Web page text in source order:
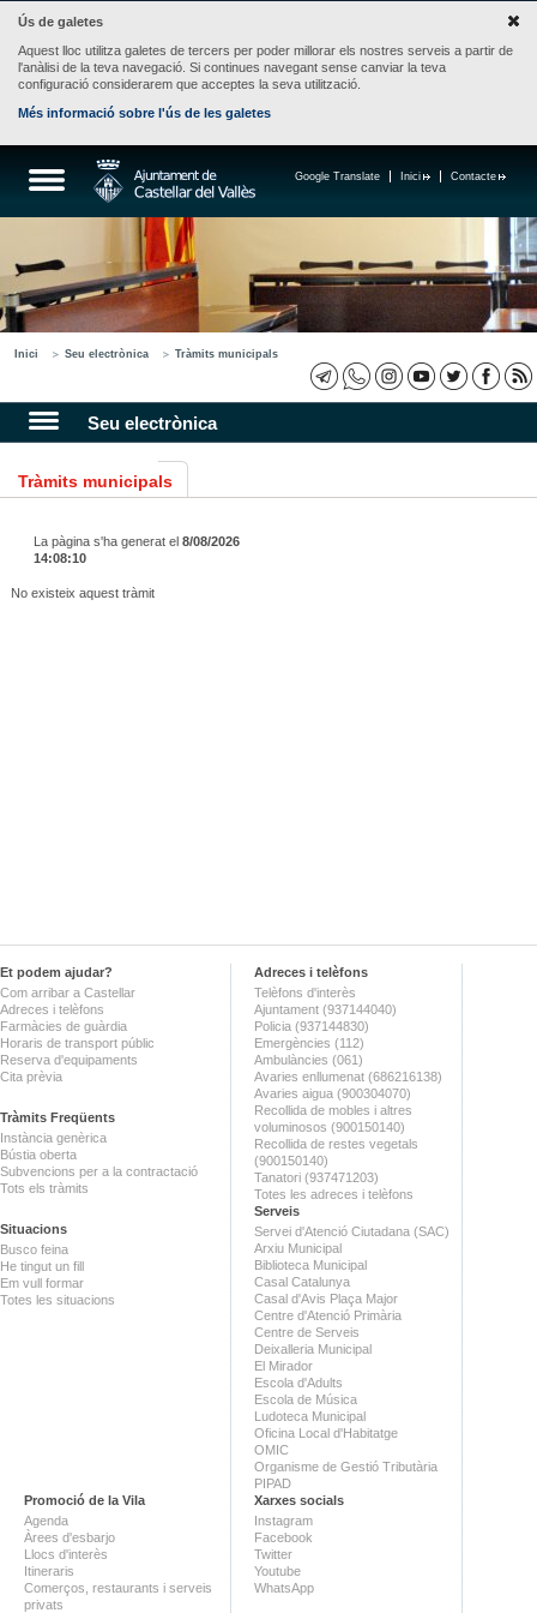
Ús de galetes
Aquest lloc utilitza galetes de tercers per poder millorar els nostres serveis a partir de
l'anàlisi de la teva navegació. Si continues navegant sense canviar la teva
configuració considerarem que acceptes la seva utilització.
Més informació sobre l'ús de les galetes
Contacte
Inici
Google Translate
Inici Seu electrònica Tràmits municipals
Seu electrònica
Tràmits municipals
La pàgina s'ha generat el 8/08/2026
14:08:10
No existeix aquest tràmit
Et podem ajudar?
Com arribar a Castellar
Adreces i telèfons
Farmàcies de guàrdia
Horaris de transport públic
Reserva d'equipaments
Cita prèvia
Tràmits Freqüents
Instància genèrica
Bústia oberta
Subvencions per a la contractació
Tots els tràmits
Situacions
Busco feina
He tingut un fill
Em vull formar
Totes les situacions
Adreces i telèfons
Telèfons d'interès
Ajuntament (937144040)
Policia (937144830)
Emergències (112)
Ambulàncies (061)
Avaries enllumenat (686216138)
Avaries aigua (900304070)
Recollida de mobles i altres
voluminosos (900150140)
Recollida de restes vegetals
(900150140)
Tanatori (937471203)
Totes les adreces i telèfons
Serveis
Servei d'Atenció Ciutadana (SAC)
Arxiu Municipal
Biblioteca Municipal
Casal Catalunya
Casal d'Avis Plaça Major
Centre d'Atenció Primària
Centre de Serveis
Deixalleria Municipal
El Mirador
Escola d'Adults
Escola de Música
Ludoteca Municipal
Oficina Local d'Habitatge
OMIC
Organisme de Gestió Tributària
PIPAD
Promoció de la Vila
Agenda
Àrees d'esbarjo
Llocs d'interès
Itineraris
Comerços, restaurants i serveis
privats
Xarxes socials
Instagram
Facebook
Twitter
Youtube
WhatsApp